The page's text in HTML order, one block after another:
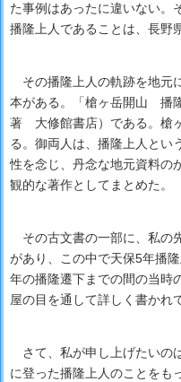
た事例はあったに違いない。
播隆上人であることは、長野
その播隆上人の軌跡を地元
本がある。「槍ヶ岳開山 播
著 大修館書店）である。槍
る。御両人は、播隆上人とい
性を念じ、丹念な地元資料の
観的な著作としてまとめた。
その古文書の一部に、私の
があり、この中で天保5年播
年の播隆遷下までの間の当時
屋の目を通して詳しく書かれ
さて、私が申し上げたいの
に登った播隆上人のことをも